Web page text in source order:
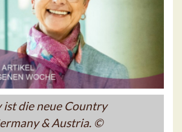
ist die neue Country
& Austria. ©